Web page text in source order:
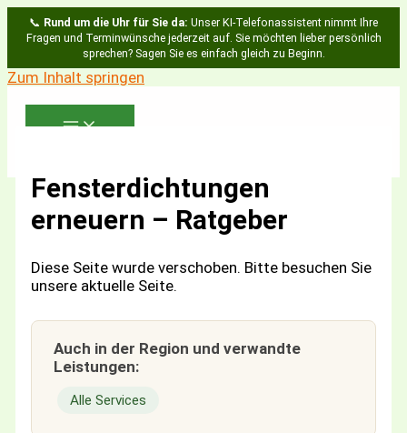
📞 Rund um die Uhr für Sie da: Unser KI-Telefonassistent nimmt Ihre
Fragen und Terminwünsche jederzeit auf. Sie möchten lieber persönlich
sprechen? Sagen Sie es einfach gleich zu Beginn.
Zum Inhalt springen
Fensterdichtungen
erneuern – Ratgeber
Diese Seite wurde verschoben. Bitte besuchen Sie
unsere aktuelle Seite.
Auch in der Region und verwandte
Leistungen:
Alle Services